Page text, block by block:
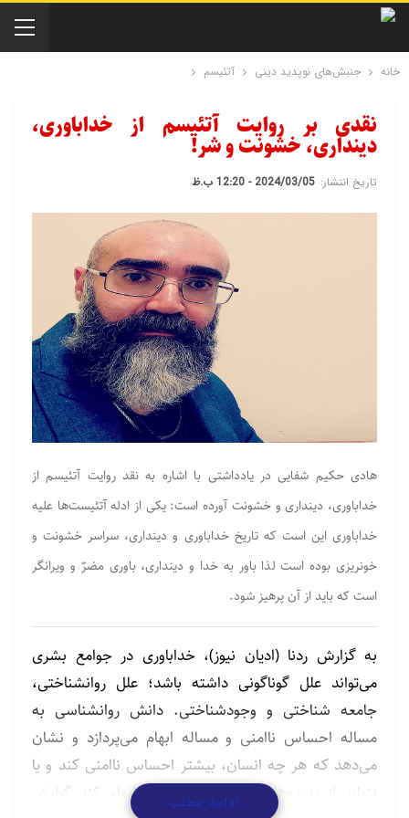
خانه جنبش‌های نوپدید دینی آتئیسم
نقدی بر روایت آتئیسم از خداباوری،
دینداری، خشونت و شر!
تاریخ انتشار: 2024/03/05 - 12:20 ب.ظ
هادی حکیم شفایی در یادداشتی با اشاره به نقد روایت آتئیسم از
خداباوری، دینداری و خشونت آورده است: یکی از ادله آتئیست‌ها علیه
خداباوری این است که تاریخ خداباوری و دینداری، سراسر خشونت و
خونریزی بوده است لذا باور به خدا و دینداری، باوری مضرّ و ویرانگر
است که باید از آن پرهیز شود.
به گزارش ردنا (ادیان نیوز)، خداباوری در جوامع بشری
می‌تواند علل گوناگونی داشته باشد؛ علل روانشناختی،
جامعه شناختی و وجودشناختی. دانش روانشناسی به
مساله احساس ناامنی و مساله ابهام می‌پردازد و نشان
می‌دهد که هر چه انسان، بیشتر احساس ناامنی کند و یا
نتواند از پدیده‌های اطراف خویش رفع ابهام کند گرایش
ادامه مطلب